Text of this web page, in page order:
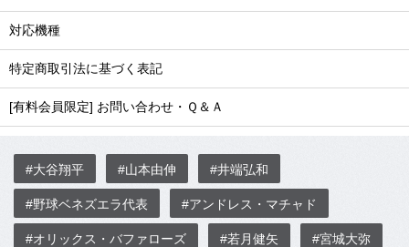
対応機種
特定商取引法に基づく表記
[有料会員限定] お問い合わせ・Ｑ＆Ａ
#大谷翔平 #山本由伸 #井端弘和
#野球ベネズエラ代表 #アンドレス・マチャド
#オリックス・バファローズ #若月健矢 #宮城大弥